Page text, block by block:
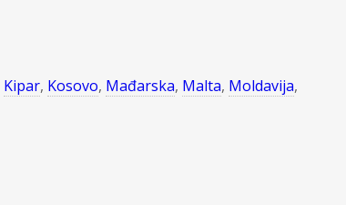
Kipar, Kosovo, Mađarska, Malta, Moldavija,